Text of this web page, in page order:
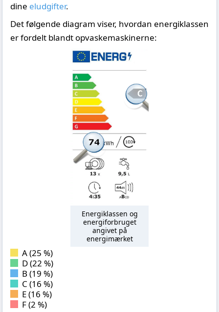
dine eludgifter.
Det følgende diagram viser, hvordan energiklassen
er fordelt blandt opvaskemaskinerne:
Energiklassen og
energiforbruget
angivet på
energimærket
A (25 %)
D (22 %)
B (19 %)
C (16 %)
E (16 %)
F (2 %)